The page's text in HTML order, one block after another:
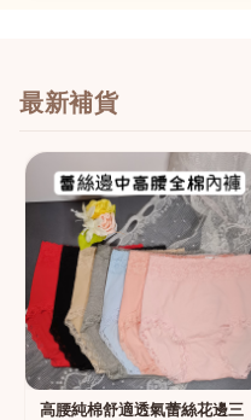
最新補貨
高腰純棉舒適透氣蕾絲花邊三